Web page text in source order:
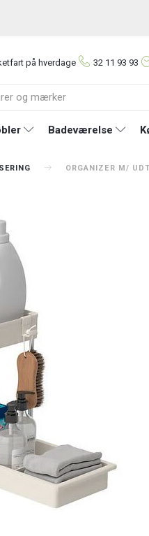
på hverdage 32 11 93 93
Badeværelse
ORGANIZER M/